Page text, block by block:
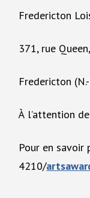
Fredericton
371, rue
Fredericton
À l’attention
Pour en savoir
4210/